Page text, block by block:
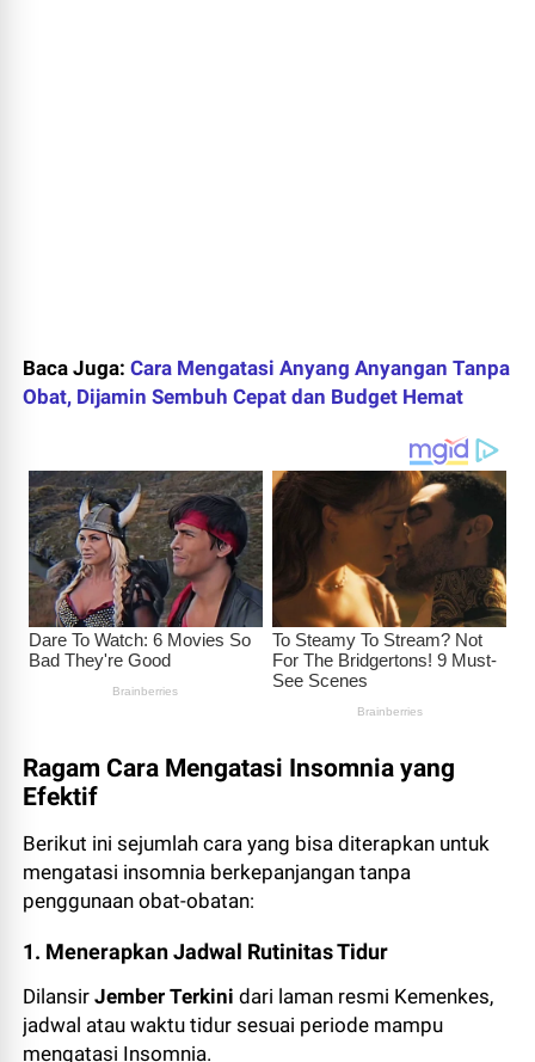
Baca Juga:Cara Mengatasi Anyang Anyangan Tanpa
Obat, Dijamin Sembuh Cepat dan Budget Hemat
Ragam Cara Mengatasi Insomnia yang
Efektif
Berikut ini sejumlah cara yang bisa diterapkan untuk
mengatasi insomnia berkepanjangan tanpa
penggunaan obat-obatan:
1. Menerapkan Jadwal Rutinitas Tidur
DilansirJember Terkini dari laman resmi Kemenkes,
jadwal atau waktu tidur sesuai periode mampu
mengatasi Insomnia.